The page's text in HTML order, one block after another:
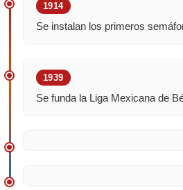
1914
Se instalan los primeros
1939
Se funda la Liga Mexicana de